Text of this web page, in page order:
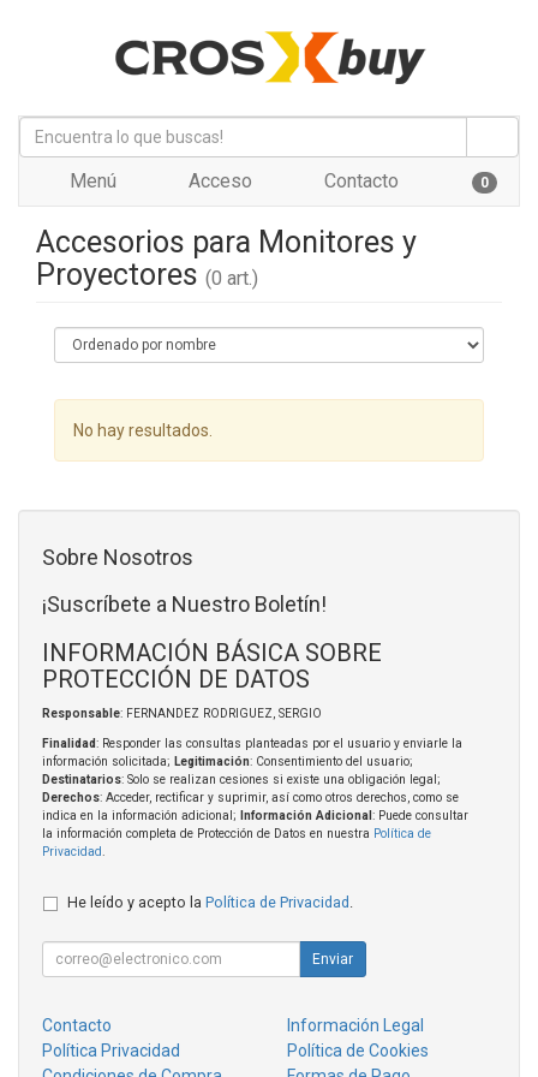
Menú Acceso Contacto 0
Accesorios para Monitores y
Proyectores (0 art.)
No hay resultados.
Sobre Nosotros
¡Suscríbete a Nuestro Boletín!
INFORMACIÓN BÁSICA SOBRE
PROTECCIÓN DE DATOS
Responsable: FERNANDEZ RODRIGUEZ, SERGIO
Finalidad: Responder las consultas planteadas por el usuario y enviarle la
información solicitada; Legitimación: Consentimiento del usuario;
Destinatarios: Solo se realizan cesiones si existe una obligación legal;
Derechos: Acceder, rectificar y suprimir, así como otros derechos, como se
indica en la información adicional;
Información Adicional : Puede consultar
la información completa de Protección de Datos en nuestra Política de
Privacidad
He leído y acepto la Política de Privacidad .
Enviar
Contacto
Información Legal
Política Privacidad
Política de Cookies